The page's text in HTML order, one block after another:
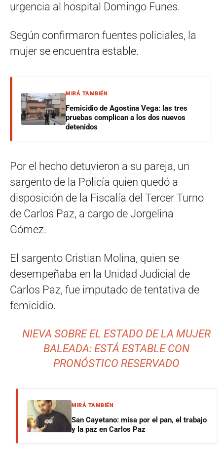
urgencia al hospital Domingo Funes.
Según confirmaron fuentes policiales, la
mujer se encuentra estable.
MIRÁ TAMBIÉN
Femicidio de Agostina Vega: las tres
pruebas complican a los dos nuevos
detenidos
Por el hecho detuvieron a su pareja, un
sargento de la Policía quien quedó a
disposición de la Fiscalía del Tercer Turno
de Carlos Paz, a cargo de Jorgelina
Gómez.
El sargento Cristian Molina, quien se
desempeñaba en la Unidad Judicial de
Carlos Paz, fue imputado de tentativa de
femicidio.
NIEVA SOBRE EL ESTADO DE LA MUJER
BALEADA: ESTÁ ESTABLE CON
PRONÓSTICO RESERVADO
MIRÁ TAMBIÉN
San Cayetano: misa por el pan, el trabajo
y la paz en Carlos Paz